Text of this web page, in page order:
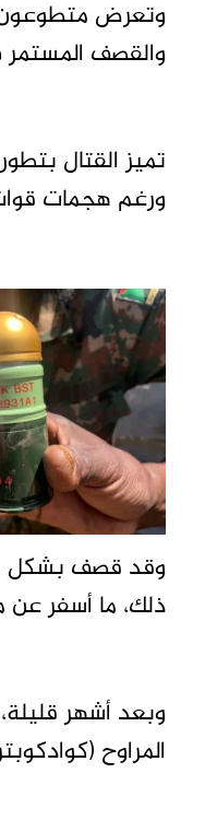
والقصف المستمر
تميز القتال
ورغم هجمات
وقد قصف بشكل
ذلك، ما أسفر
وبعد أشهر
المراوح